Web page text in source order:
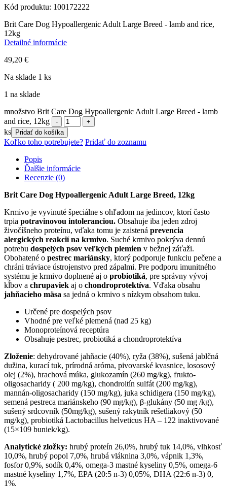
Kód produktu: 100172222
Brit Care Dog Hypoallergenic Adult Large Breed - lamb and rice,
12kg
Detailné informácie
49,20 €
Na sklade 1 ks
1 na sklade
množstvo Brit Care Dog Hypoallergenic Adult Large Breed - lamb
and rice, 12kg
ks
Pridať do košíka
Koľko toho potrebujete? Pridať do zoznamu
Popis
Ďalšie informácie
Recenzie (0)
Brit Care Dog Hypoallergenic Adult Large Breed, 12kg
Krmivo je vyvinuté špeciálne s ohľadom na jedincov, ktorí často
trpia potravinovou intoleranciou. Obsahuje iba jeden zdroj
živočíšneho proteínu, vďaka tomu je zaistená prevencia
alergických reakcií na krmivo. Suché krmivo pokrýva dennú
potrebu dospelých psov veľkých plemien v bežnej záťaži.
Obohatené o pestrec mariánsky, ktorý podporuje funkciu pečene a
chráni tráviace ústrojenstvo pred zápalmi. Pre podporu imunitného
systému je krmivo doplnené aj o probiotiká, pre správny vývoj
kĺbov a chrupaviek aj o chondroprotektíva. Vďaka obsahu
jahňacieho mäsa sa jedná o krmivo s nízkym obsahom tuku.
Určené pre dospelých psov
Vhodné pre veľké plemená (nad 25 kg)
Monoproteínová receptúra
Obsahuje pestrec, probiotiká a chondroprotektíva
Zloženie: dehydrované jahňacie (40%), ryža (38%), sušená jablčná
dužina, kurací tuk, prírodná aróma, pivovarské kvasnice, lososový
olej (2%), hrachová múka, glukozamín (260 mg/kg), frukto-
oligosacharidy ( 200 mg/kg), chondroitín sulfát (200 mg/kg),
mannán-oligosacharidy (150 mg/kg), juka schidigera (150 mg/kg),
semená pestreca mariánskeho (90 mg/kg), β-glukány (50 mg /kg),
sušený srdcovník (50mg/kg), sušený rakytník rešetliakový (50
mg/kg), probiotiká Lactobacillus helveticus HA – 122 inaktivované
(15×109 buniek/kg).
Analytické zložky: hrubý proteín 26,0%, hrubý tuk 14,0%, vlhkosť
10,0%, hrubý popol 7,0%, hrubá vláknina 3,0%, vápnik 1,3%,
fosfor 0,9%, sodík 0,4%, omega-3 mastné kyseliny 0,5%, omega-6
mastné kyseliny 1,7%, EPA (20:5 n-3) 0,05%, DHA (22:6 n-3) 0,
1%.